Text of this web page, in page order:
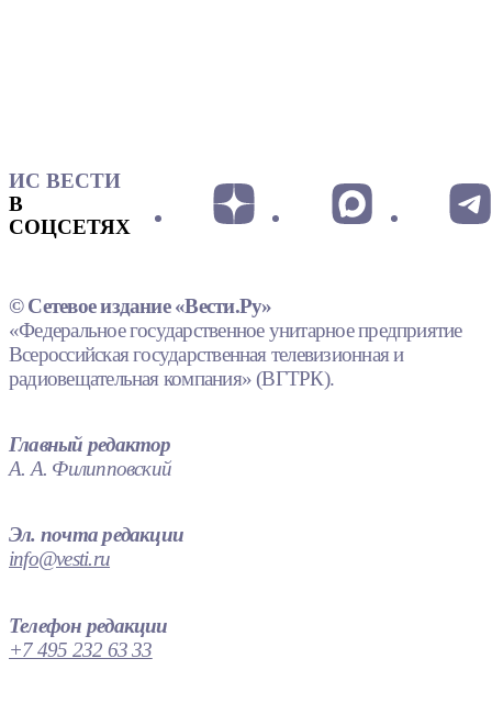
ИС ВЕСТИ
В
СОЦСЕТЯХ
© Сетевое издание «Вести.Ру»
«Федеральное государственное унитарное предприятие
Всероссийская государственная телевизионная и
радиовещательная компания» (ВГТРК).
Главный редактор
А. А. Филипповский
Эл. почта редакции
info@vesti.ru
Телефон редакции
+7 495 232 63 33